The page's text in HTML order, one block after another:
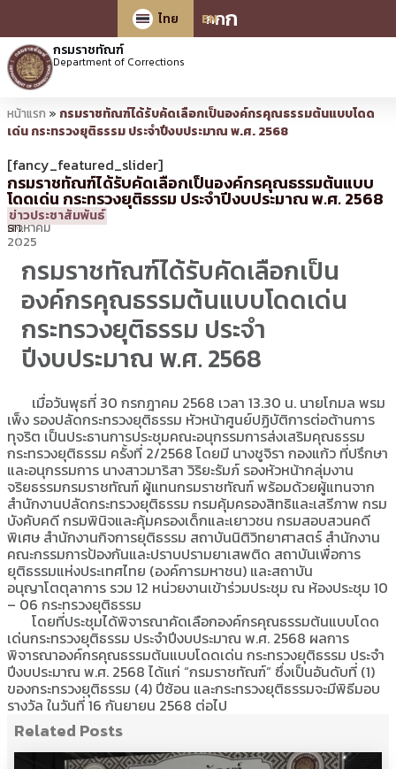
กกก
ไทย
EN
กรมราชทัณฑ์
Department of Corrections
หน้าแรก » กรมราชทัณฑ์ได้รับคัดเลือกเป็นองค์กรคุณธรรมต้นแบบโดด
เด่น กระทรวงยุติธรรม ประจำปีงบประมาณ พ.ศ. 2568
[fancy_featured_slider]
กรมราชทัณฑ์ได้รับคัดเลือกเป็นองค์กรคุณธรรมต้นแบบ
โดดเด่น กระทรวงยุติธรรม ประจำปีงบประมาณ พ.ศ. 2568
1
สิงหาคม
2025
11:57 น.
โดย
ศท.
รท.
ข่าวประชาสัมพันธ์
กรมราชทัณฑ์ได้รับคัดเลือกเป็น
องค์กรคุณธรรมต้นแบบโดดเด่น
กระทรวงยุติธรรม ประจำ
ปีงบประมาณ พ.ศ. 2568
เมื่อวันพุธที่ 30 กรกฎาคม 2568 เวลา 13.30 น. นายโกมล พรม
เพ็ง รองปลัดกระทรวงยุติธรรม หัวหน้าศูนย์ปฏิบัติการต่อต้านการ
ทุจริต เป็นประธานการประชุมคณะอนุกรรมการส่งเสริมคุณธรรม
กระทรวงยุติธรรม ครั้งที่ 2/2568 โดยมี นางชูจิรา กองแก้ว ที่ปรึกษา
และอนุกรรมการ นางสาวมาริสา วิริยะรัมภ์ รองหัวหน้ากลุ่มงาน
จริยธรรมกรมราชทัณฑ์ ผู้แทนกรมราชทัณฑ์ พร้อมด้วยผู้แทนจาก
สำนักงานปลัดกระทรวงยุติธรรม กรมคุ้มครองสิทธิและเสรีภาพ กรม
บังคับคดี กรมพินิจและคุ้มครองเด็กและเยาวชน กรมสอบสวนคดี
พิเศษ สำนักงานกิจการยุติธรรม สถาบันนิติวิทยาศาสตร์ สำนักงาน
คณะกรรมการป้องกันและปราบปรามยาเสพติด สถาบันเพื่อการ
ยุติธรรมแห่งประเทศไทย (องค์การมหาชน) และสถาบัน
อนุญาโตตุลาการ รวม 12 หน่วยงานเข้าร่วมประชุม ณ ห้องประชุม 10
– 06 กระทรวงยุติธรรม
โดยที่ประชุมได้พิจารณาคัดเลือกองค์กรคุณธรรมต้นแบบโดด
เด่นกระทรวงยุติธรรม ประจําปีงบประมาณ พ.ศ. 2568 ผลการ
พิจารณาองค์กรคุณธรรมต้นแบบโดดเด่น กระทรวงยุติธรรม ประจำ
ปีงบประมาณ พ.ศ. 2568 ได้แก่ “กรมราชทัณฑ์” ซึ่งเป็นอันดับที่ (1)
ของกระทรวงยุติธรรม (4) ปีซ้อน และกระทรวงยุติธรรมจะมีพิธีมอบ
รางวัล ในวันที่ 16 กันยายน 2568 ต่อไป
Related Posts